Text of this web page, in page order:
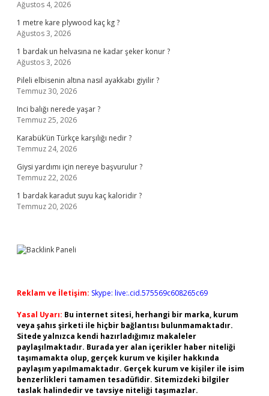
Ağustos 4, 2026
1 metre kare plywood kaç kg ?
Ağustos 3, 2026
1 bardak un helvasına ne kadar şeker konur ?
Ağustos 3, 2026
Pileli elbisenin altına nasıl ayakkabı giyilir ?
Temmuz 30, 2026
Inci balığı nerede yaşar ?
Temmuz 25, 2026
Karabük’ün Türkçe karşılığı nedir ?
Temmuz 24, 2026
Giysi yardımı için nereye başvurulur ?
Temmuz 22, 2026
1 bardak karadut suyu kaç kaloridir ?
Temmuz 20, 2026
Reklam ve İletişim: Skype: live:.cid.575569c608265c69
Yasal Uyarı: Bu internet sitesi, herhangi bir marka, kurum
veya şahıs şirketi ile hiçbir bağlantısı bulunmamaktadır.
Sitede yalnızca kendi hazırladığımız makaleler
paylaşılmaktadır. Burada yer alan içerikler haber niteliği
taşımamakta olup, gerçek kurum ve kişiler hakkında
paylaşım yapılmamaktadır. Gerçek kurum ve kişiler ile isim
benzerlikleri tamamen tesadüfidir. Sitemizdeki bilgiler
taslak halindedir ve tavsiye niteliği taşımazlar.